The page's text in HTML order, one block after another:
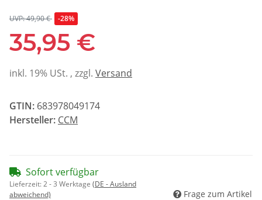
UVP: 49,90 € -28%
35,95 €
inkl. 19% USt. , zzgl. Versand
GTIN: 683978049174
Hersteller: CCM
Sofort verfügbar
Lieferzeit:2 - 3 Werktage (DE - Ausland
abweichend)
Frage zum Artikel